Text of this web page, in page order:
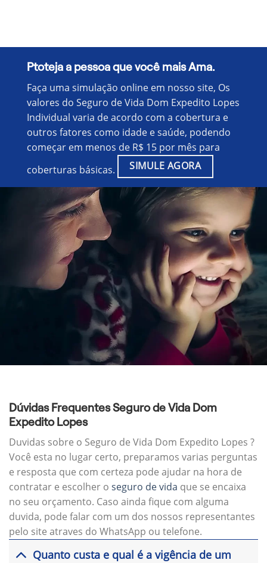
Ptoteja a pessoa que você mais Ama.
Faça uma simulação online em nosso site, Os
valores do Seguro de Vida Dom Expedito Lopes
Individual varia de acordo com a cobertura e
outros fatores como idade e saúde, podendo
começar em menos de R$ 15 por mês para
coberturas básicas.
SIMULE AGORA
Dúvidas Frequentes Seguro de Vida Dom
Expedito Lopes
Duvidas sobre o Seguro de Vida Dom Expedito Lopes ?
Você esta no lugar certo, preparamos varias perguntas
e resposta que com certeza pode ajudar na hora de
contratar e escolher o seguro de vida que se encaixa
no seu orçamento. Caso ainda fique com alguma
duvida, pode falar com um dos nossos representantes
pelo site atraves do WhatsApp ou telefone.
Quanto custa e qual é a vigência de um